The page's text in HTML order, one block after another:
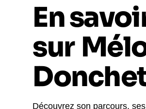
En
sur
Découvrez son parcours,